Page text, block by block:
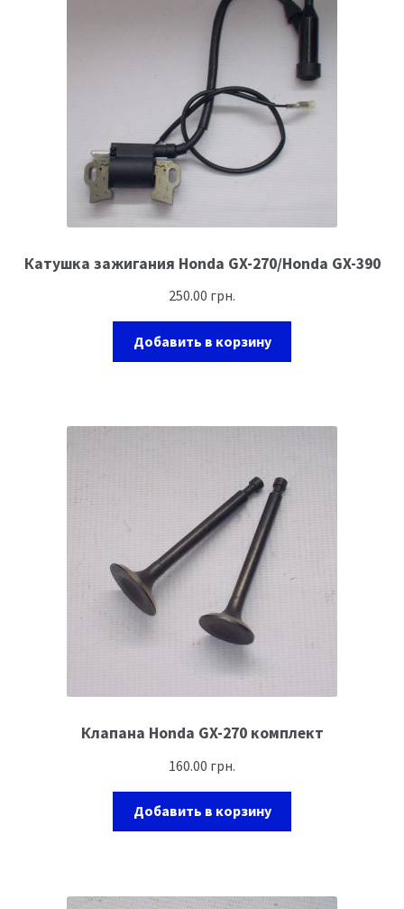
Катушка зажигания Honda GX-270/Honda GX-390
250.00 грн.
Добавить в корзину
Клапана Honda GX-270 комплект
160.00 грн.
Добавить в корзину